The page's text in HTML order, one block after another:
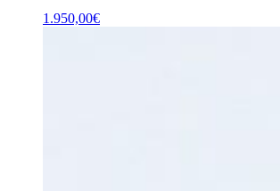
1.950,00€